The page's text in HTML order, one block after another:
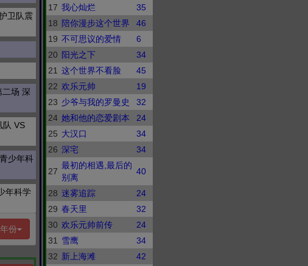
卫队震
二场 深
队 VS
少年科
年科学
份
17 我心灿烂
35
18 陪你漫步这个世界
46
19 不可思议的爱情
6
20 阳光之下
34
21 这个世界不看脸
45
22 欢乐元帅
19
23 少爷与我的罗曼史
32
24 她和他的恋爱剧本
24
25 大汉口
34
26 深宅 34
27
最初的相遇,最后的
别离
40
28 迷雾追踪
24
29 春天里
32
30 欢乐元帅前传
24
31
雪鹰
34
32 新上海滩
42